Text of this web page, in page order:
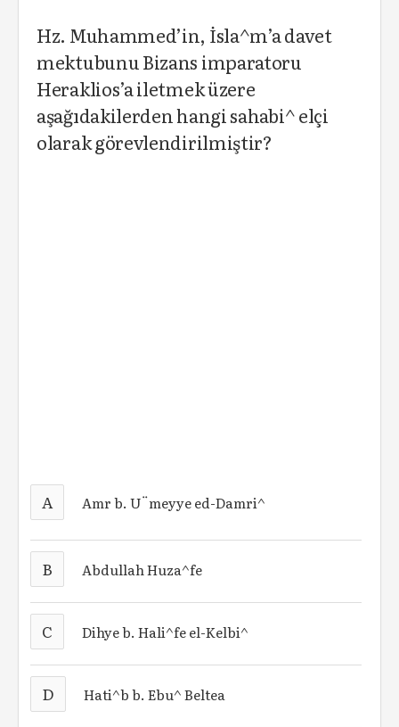
Hz. Muhammed’in, İsla^m’a davet
mektubunu Bizans imparatoru
Heraklios’a iletmek üzere
aşağıdakilerden hangi sahabi^ elçi
olarak görevlendirilmiştir?
A Amr b. U¨meyye ed-Damri^
B Abdullah Huza^fe
C Dihye b. Hali^fe el-Kelbi^
D Hati^b b. Ebu^ Beltea